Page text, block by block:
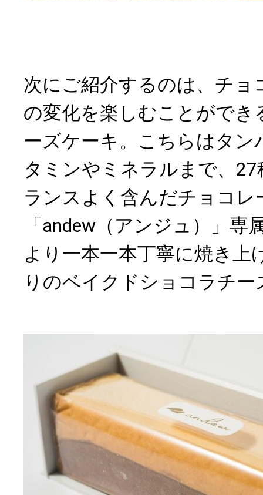
次にご紹介するのは、チョ
の変化を楽しむことができ
ーズケーキ。こちらはタン
タミンやミネラルまで、
ランスよく含んだチョコレ
「andew（アンジュ）」専
より一本一本丁寧に焼き上
りのベイクドショコラチ